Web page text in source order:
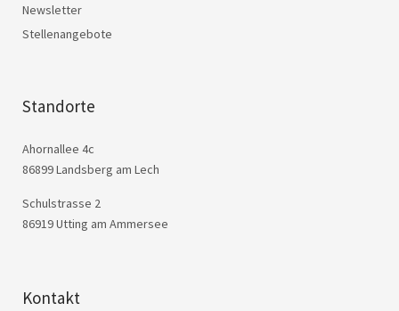
Newsletter
Stellenangebote
Standorte
Ahornallee 4c
86899 Landsberg am Lech
Schulstrasse 2
86919 Utting am Ammersee
Kontakt